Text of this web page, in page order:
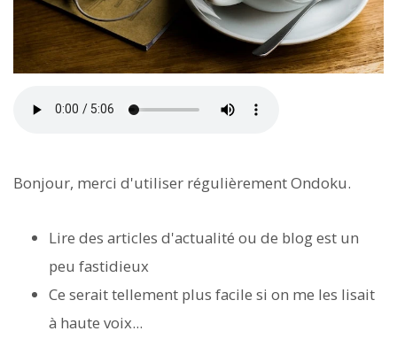
Bonjour, merci d'utiliser régulièrement Ondoku.
Lire des articles d'actualité ou de blog est un
peu fastidieux
Ce serait tellement plus facile si on me les lisait
à haute voix...